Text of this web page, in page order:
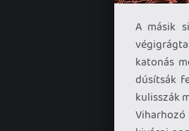
A másik
katonás
dúsítsák
kulisszák
Viharhozó